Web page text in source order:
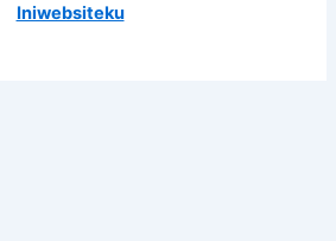
Iniwebsiteku